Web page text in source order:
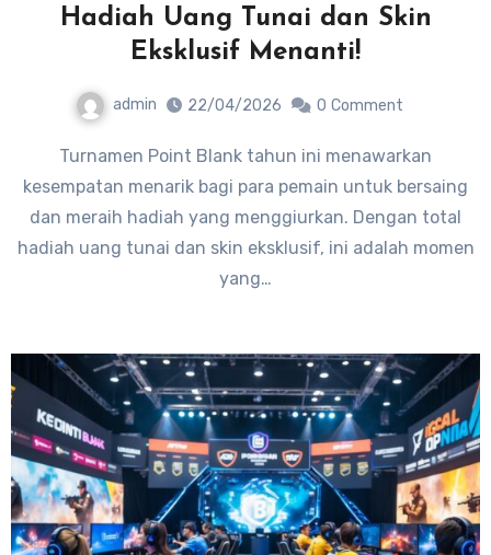
Hadiah Uang Tunai dan Skin
Eksklusif Menanti!
admin 22/04/2026 0 Comment
Turnamen Point Blank tahun ini menawarkan
kesempatan menarik bagi para pemain untuk bersaing
dan meraih hadiah yang menggiurkan. Dengan total
hadiah uang tunai dan skin eksklusif, ini adalah momen
yang…